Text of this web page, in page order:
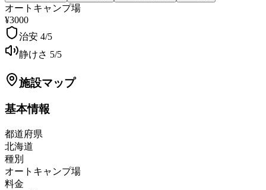
オートキャンプ場
¥3000
治安 4/5
静けさ 5/5
施設マップ
基本情報
都道府県
北海道
種別
オートキャンプ場
料金